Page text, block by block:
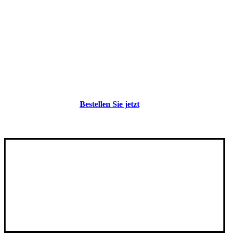
Bestellen Sie jetzt